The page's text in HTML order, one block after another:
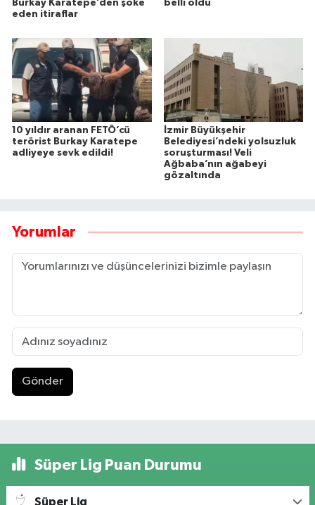
Burkay Karatepe’den şoke
eden itiraflar
belli oldu
10 yıldır aranan FETÖ’cü
terörist Burkay Karatepe
adliyeye sevk edildi!
İzmir Büyükşehir
Belediyesi’ndeki yolsuzluk
soruşturması! Veli
Ağbaba’nın ağabeyi
gözaltında
Yorumlar
Gönder
Süper Lig Puan Durumu
Süper Lig